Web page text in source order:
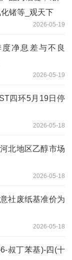
锗等_观天下
2026-05-19
净息差与不良
2026-05-19
四环5月19日停
2026-05-18
北地区乙醇市场
2026-05-18
社废纸基准价为
2026-05-18
叔丁苯基)-四(十